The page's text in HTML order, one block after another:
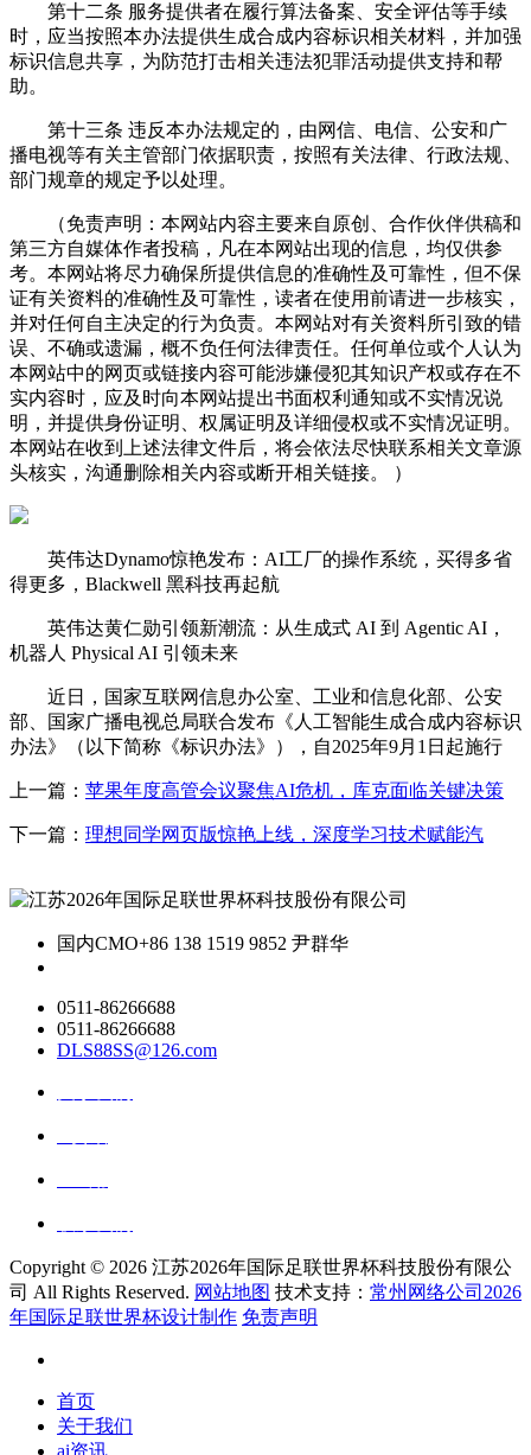
第十二条 服务提供者在履行算法备案、安全评估等手续
时，应当按照本办法提供生成合成内容标识相关材料，并加强
标识信息共享，为防范打击相关违法犯罪活动提供支持和帮
助。
第十三条 违反本办法规定的，由网信、电信、公安和广
播电视等有关主管部门依据职责，按照有关法律、行政法规、
部门规章的规定予以处理。
（免责声明：本网站内容主要来自原创、合作伙伴供稿和
第三方自媒体作者投稿，凡在本网站出现的信息，均仅供参
考。本网站将尽力确保所提供信息的准确性及可靠性，但不保
证有关资料的准确性及可靠性，读者在使用前请进一步核实，
并对任何自主决定的行为负责。本网站对有关资料所引致的错
误、不确或遗漏，概不负任何法律责任。任何单位或个人认为
本网站中的网页或链接内容可能涉嫌侵犯其知识产权或存在不
实内容时，应及时向本网站提出书面权利通知或不实情况说
明，并提供身份证明、权属证明及详细侵权或不实情况证明。
本网站在收到上述法律文件后，将会依法尽快联系相关文章源
头核实，沟通删除相关内容或断开相关链接。 ）
英伟达Dynamo惊艳发布：AI工厂的操作系统，买得多省
得更多，Blackwell 黑科技再起航
英伟达黄仁勋引领新潮流：从生成式 AI 到 Agentic AI，
机器人 Physical AI 引领未来
近日，国家互联网信息办公室、工业和信息化部、公安
部、国家广播电视总局联合发布《人工智能生成合成内容标识
办法》（以下简称《标识办法》），自2025年9月1日起施行
上一篇： 苹果年度高管会议聚焦AI危机，库克面临关键决策
下一篇： 理想同学网页版惊艳上线，深度学习技术赋能汽
国内CMO+86 138 1519 9852 尹群华
0511-86266688
0511-86266688
DLS88SS@126.com
Copyright © 2026 江苏2026年国际足联世界杯科技股份有限公
司 All Rights Reserved. 网站地图 技术支持： 常州网络公司2026
年国际足联世界杯设计制作 免责声明
首页
关于我们